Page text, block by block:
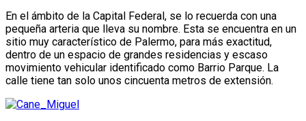
En el ámbito de la Capital Federal, se lo recuerda con una
pequeña arteria que lleva su nombre. Esta se encuentra en un
sitio muy característico de Palermo, para más exactitud,
dentro de un espacio de grandes residencias y escaso
movimiento vehicular identificado como Barrio Parque. La
calle tiene tan solo unos cincuenta metros de extensión.